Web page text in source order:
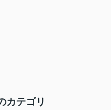
カテゴリ